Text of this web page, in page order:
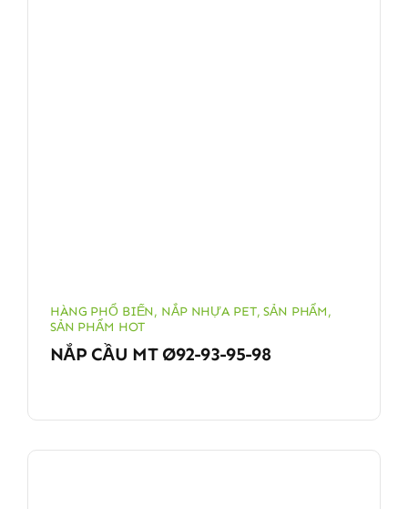
HÀNG PHỔ BIẾN, NẮP NHỰA PET,SẢN PHẨM,
SẢN PHẨM HOT
NẮP CẦU MT Ø92-93-95-98